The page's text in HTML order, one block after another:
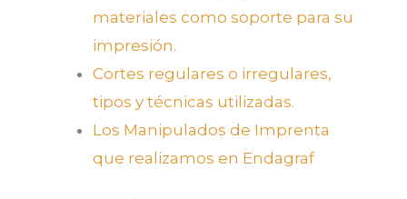
materiales como soporte para su
impresión.
Cortes regulares o irregulares,
tipos y técnicas utilizadas.
Los Manipulados de Imprenta
que realizamos en Endagraf